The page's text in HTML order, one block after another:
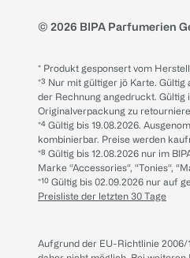
© 2026 BIPA Parfumerien
* Produkt gesponsert vom
*³ Nur mit gültiger jö Karte.
der Rechnung angedruckt. Gültig
Originalverpackung zu
*⁴ Gültig bis 19.08.2026.
kombinierbar. Preise werden
*⁸ Gültig bis 12.08.2026 nur im
Marke “Accessories“, “Tonies“,
*¹⁰ Gültig bis 02.09.2026 nur auf
Preisliste der letzten 30 Tage
Aufgrund der EU-Richtlinie 2006/